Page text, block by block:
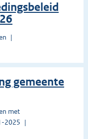
gemeente
met
2025